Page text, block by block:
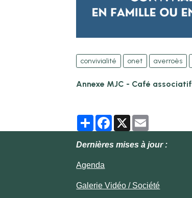
convivialité onet averroès
Annexe MJC - Café associatif
PartagerFacebook
X
Dernières mises à jour :
Agenda
Galerie Vidéo / Société